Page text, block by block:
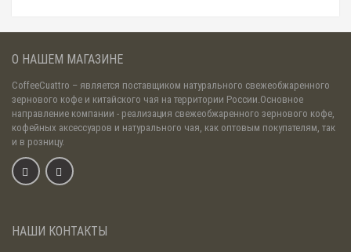
О НАШЕМ МАГАЗИНЕ
CoffeeCuattro – является поставщиком натурального свежеобжаренного
зернового кофе и китайского чая на территории России.Основное
направление компании - реализация свежеобжаренного зернового кофе,
кофейных аксессуаров и натурального чая, как оптовым покупателям, так
и в розницу.
НАШИ КОНТАКТЫ